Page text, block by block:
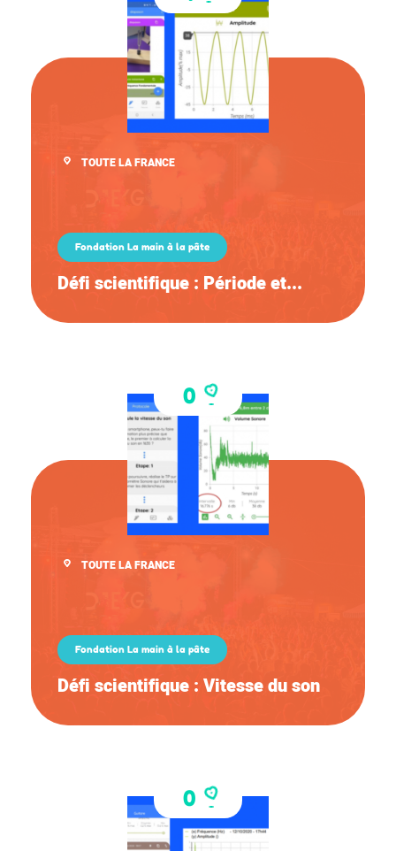
TOUTE LA FRANCE
Fondation La main à la pâte
Défi scientifique : Période et...
TOUTE LA FRANCE
Fondation La main à la pâte
Défi scientifique : Vitesse du son
0
0